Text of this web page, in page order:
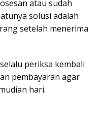
atau sudah
solusi adalah
setelah menerima
periksa kembali
pembayaran agar
hari.